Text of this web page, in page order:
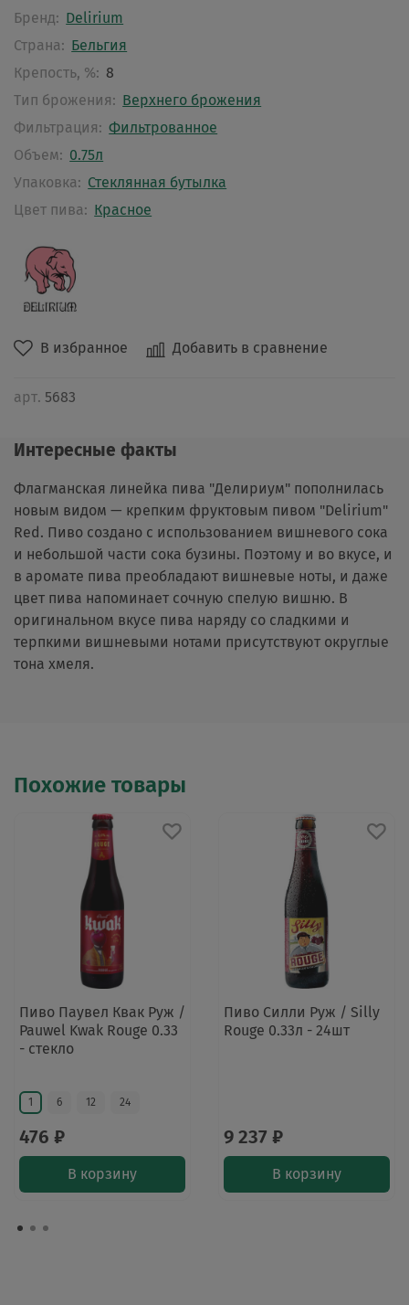
В избранное Добавить в сравнение
арт. 5683
Бренд: Delirium
Страна: Бельгия
Крепость, %: 8
Тип брожения: Верхнего брожения
Фильтрация: Фильтрованное
Объем: 0.75л
Упаковка: Стеклянная бутылка
Цвет пива: Красное
Интересные факты
Флагманская линейка пива "Делириум" пополнилась
новым видом — крепким фруктовым пивом "Delirium"
Red. Пиво создано с использованием вишневого сока
и небольшой части сока бузины. Поэтому и во вкусе, и
в аромате пива преобладают вишневые ноты, и даже
цвет пива напоминает сочную спелую вишню. В
оригинальном вкусе пива наряду со сладкими и
терпкими вишневыми нотами присутствуют округлые
тона хмеля.
Похожие товары
Пиво Паувел Квак Руж /
Pauwel Kwak Rouge 0.33
- стекло
1 6 12 24
476 ₽
В корзину
Пиво Силли Руж / Silly
Rouge 0.33л - 24шт
9 237 ₽
В корзину